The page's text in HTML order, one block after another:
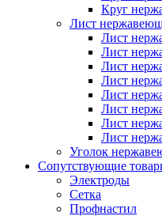
Круг
Лист
Лист
Лист
Лист
Лист
Лист
Лист
Лист
Лист
Уголок
Cопутствующие
Электроды
Сетка
Профнастил